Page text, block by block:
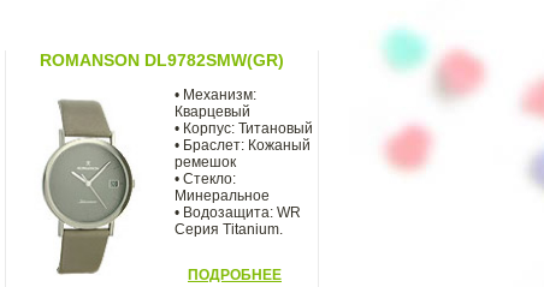
ROMANSON DL9782SMW(GR)
• Механизм:
Кварцевый
• Корпус: Титановый
• Браслет: Кожаный
ремешок
• Стекло:
Минеральное
• Водозащита: WR
Серия Titanium.
ПОДРОБНЕЕ